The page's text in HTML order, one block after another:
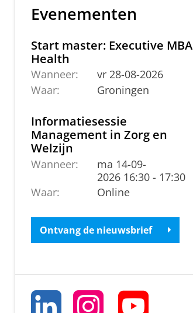
Evenementen
Start master: Executive MBA
Health
Wanneer:
vr 28-08-2026
Waar:
Groningen
Informatiesessie
Management in Zorg en
Welzijn
Wanneer:
ma 14-09-
2026 16:30 - 17:30
Waar:
Online
Ontvang de nieuwsbrief